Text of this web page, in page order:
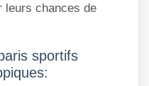
leurs chances de
sportifs